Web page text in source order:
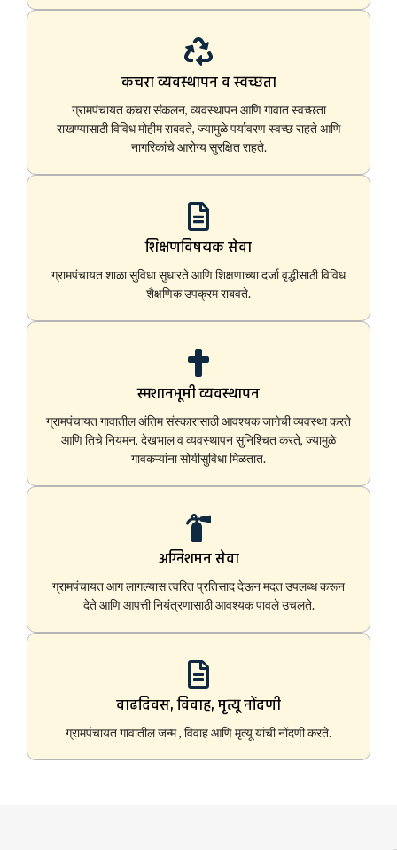
कचरा व्यवस्थापन व स्वच्छता
ग्रामपंचायत कचरा संकलन, व्यवस्थापन आणि गावात स्वच्छता
राखण्यासाठी विविध मोहीम राबवते, ज्यामुळे पर्यावरण स्वच्छ राहते आणि
नागरिकांचे आरोग्य सुरक्षित राहते.
शिक्षणविषयक सेवा
ग्रामपंचायत शाळा सुविधा सुधारते आणि शिक्षणाच्या दर्जा वृद्धीसाठी विविध
शैक्षणिक उपक्रम राबवते.
स्मशानभूमी व्यवस्थापन
ग्रामपंचायत गावातील अंतिम संस्कारासाठी आवश्यक जागेची व्यवस्था करते
आणि तिचे नियमन, देखभाल व व्यवस्थापन सुनिश्चित करते, ज्यामुळे
गावकऱ्यांना सोयीसुविधा मिळतात.
अग्निशमन सेवा
ग्रामपंचायत आग लागल्यास त्वरित प्रतिसाद देऊन मदत उपलब्ध करून
देते आणि आपत्ती नियंत्रणासाठी आवश्यक पावले उचलते.
वाढदिवस, विवाह, मृत्यू नोंदणी
ग्रामपंचायत गावातील जन्म , विवाह आणि मृत्यू यांची नोंदणी करते.